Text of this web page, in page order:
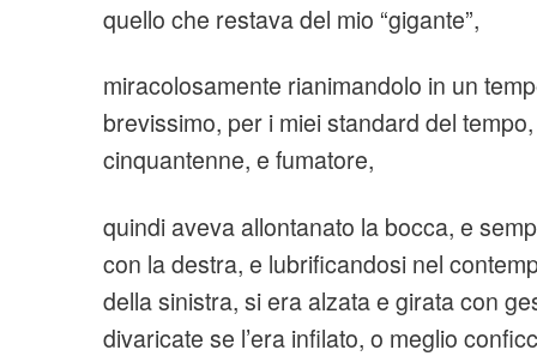
quello che restava del mio “gigante”,
miracolosamente rianimandolo in un
brevissimo, per i miei standard del
cinquantenne, e fumatore,
quindi aveva allontanato la bocca, e
con la destra, e lubrificandosi nel
della sinistra, si era alzata e girata con
divaricate se l’era infilato, o meglio